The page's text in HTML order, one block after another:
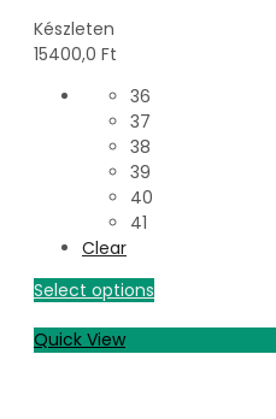
Készleten
15400,0 Ft
36
37
38
39
40
41
Clear
Select options
Quick View